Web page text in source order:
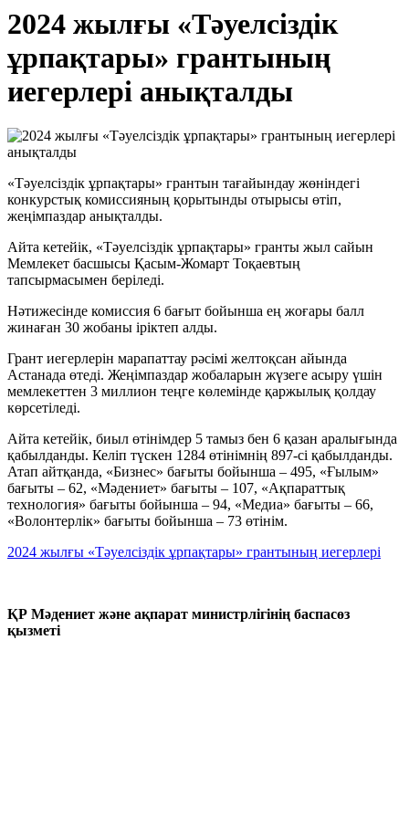
2024 жылғы «Тәуелсіздік
ұрпақтары» грантының
иегерлері анықталды
«Тәуелсіздік ұрпақтары» грантын тағайындау жөніндегі
конкурстық комиссияның қорытынды отырысы өтіп,
жеңімпаздар анықталды.
Айта кетейік, «Тәуелсіздік ұрпақтары» гранты жыл сайын
Мемлекет басшысы Қасым-Жомарт Тоқаевтың
тапсырмасымен беріледі.
Нәтижесінде комиссия 6 бағыт бойынша ең жоғары балл
жинаған 30 жобаны іріктеп алды.
Грант иегерлерін марапаттау рәсімі желтоқсан айында
Астанада өтеді. Жеңімпаздар жобаларын жүзеге асыру үшін
мемлекеттен 3 миллион теңге көлемінде қаржылық қолдау
көрсетіледі.
Айта кетейік, биыл өтінімдер 5 тамыз бен 6 қазан аралығында
қабылданды. Келіп түскен 1284 өтінімнің 897-сі қабылданды.
Атап айтқанда, «Бизнес» бағыты бойынша – 495, «Ғылым»
бағыты – 62, «Мәдениет» бағыты – 107, «Ақпараттық
технология» бағыты бойынша – 94, «Медиа» бағыты – 66,
«Волонтерлік» бағыты бойынша – 73 өтінім.
2024 жылғы «Тәуелсіздік ұрпақтары» грантының иегерлері
ҚР Мәдениет және ақпарат министрлігінің баспасөз
қызметі